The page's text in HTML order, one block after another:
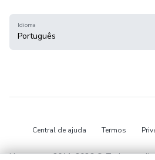
Idioma
Português
Central de ajuda Termos
Hotmart — 2011-2026 © Todos os